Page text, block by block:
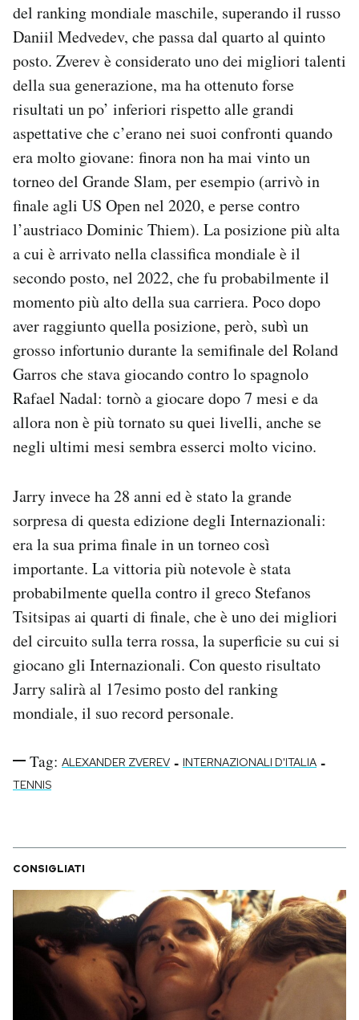
del ranking mondiale maschile, superando il russo
Daniil Medvedev, che passa dal quarto al quinto
posto. Zverev è considerato uno dei migliori talenti
della sua generazione, ma ha ottenuto forse
risultati un po’ inferiori rispetto alle grandi
aspettative che c’erano nei suoi confronti quando
era molto giovane: finora non ha mai vinto un
torneo del Grande Slam, per esempio (arrivò in
finale agli US Open nel 2020, e perse contro
l’austriaco Dominic Thiem). La posizione più alta
a cui è arrivato nella classifica mondiale è il
secondo posto, nel 2022, che fu probabilmente il
momento più alto della sua carriera. Poco dopo
aver raggiunto quella posizione, però, subì un
grosso infortunio durante la semifinale del Roland
Garros che stava giocando contro lo spagnolo
Rafael Nadal: tornò a giocare dopo 7 mesi e da
allora non è più tornato su quei livelli, anche se
negli ultimi mesi sembra esserci molto vicino.
Jarry invece ha 28 anni ed è stato la grande
sorpresa di questa edizione degli Internazionali:
era la sua prima finale in un torneo così
importante. La vittoria più notevole è stata
probabilmente quella contro il greco Stefanos
Tsitsipas ai quarti di finale, che è uno dei migliori
del circuito sulla terra rossa, la superficie su cui si
giocano gli Internazionali. Con questo risultato
Jarry salirà al 17esimo posto del ranking
mondiale, il suo record personale.
Tag: ALEXANDER ZVEREV - INTERNAZIONALI D'ITALIA -
TENNIS
CONSIGLIATI